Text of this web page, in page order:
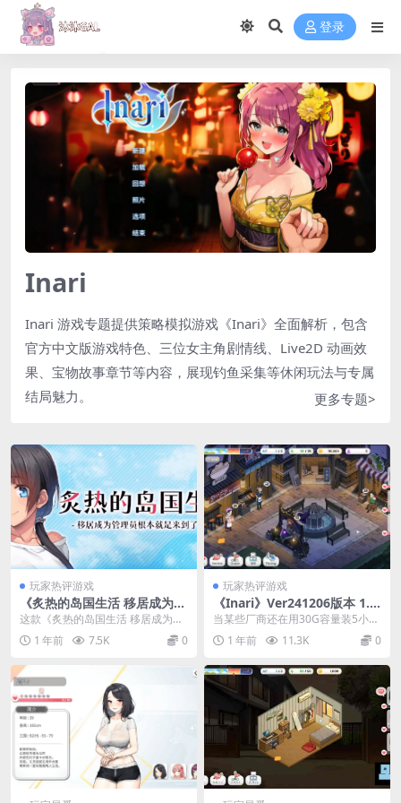
登录
Inari
Inari 游戏专题提供策略模拟游戏《Inari》全面解析，包含
官方中文版游戏特色、三位女主角剧情线、Live2D 动画效
果、宝物故事章节等内容，展现钓鱼采集等休闲玩法与专属
结局魅力。
更多专题>
玩家热评游戏
《炙热的岛国生活 移居成为管
理员》PC版官中更新：Build.
这款《炙热的岛国生活 移居成为管
理员》绝对是近期最值得体验的AD
V佳作！游戏以独...
1 年前 7.5K 0
玩家热评游戏
《Inari》Ver241206版本 1.8
6G容量塞进20小时剧情+全动
当某些厂商还在用30G容量装5小时
流水线剧情时，《Inari》用1.86G
的Ve...1 年前 11.3K 0